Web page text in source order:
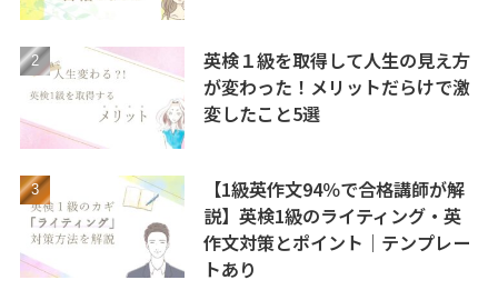
英検１級を取得して人生の見え方
が変わった！メリットだらけで激
変したこと5選
【1級英作文94％で合格講師が解
説】英検1級のライティング・英
作文対策とポイント｜テンプレー
トあり